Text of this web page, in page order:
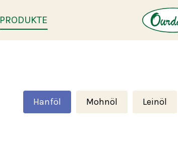
PRODUKTE
Hanföl Mohnöl Leinöl